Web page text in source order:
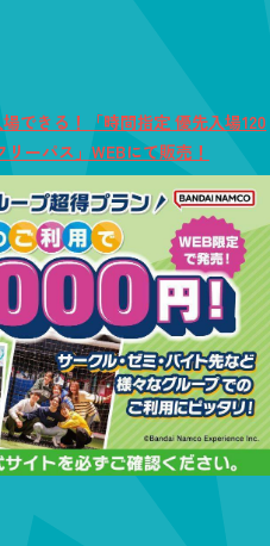
できる！「時間指定 優先入場120
ーパス」WEBにて販売！